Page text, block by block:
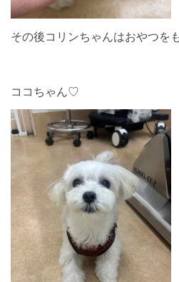
その後コリンちゃんはおやつを
ココちゃん♡